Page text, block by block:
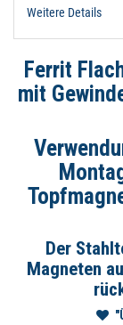
Weitere Details
Ferrit
mit
Der
Magneten